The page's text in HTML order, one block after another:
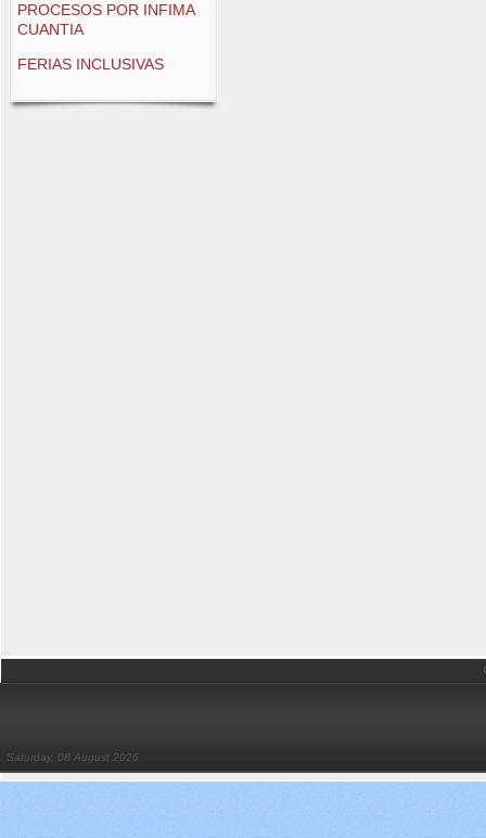
PROCESOS POR INFIMA
CUANTIA
FERIAS INCLUSIVAS
Saturday, 08 August 2026